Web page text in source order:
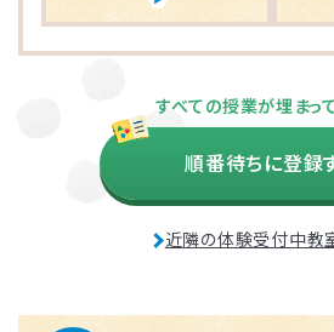
すべての授業が埋まっ
順番待ちに登録
近隣の体験受付中教